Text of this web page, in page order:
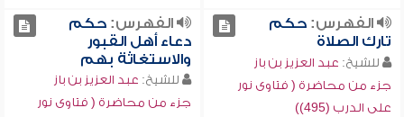
الفهرس:حكم
تارك الصلاة
للشيخ: عبد العزيز بن باز
جزء من محاضرة ( فتاوى نور
على الدرب (495))
الفهرس:حكم
دعاء أهل القبور
والاستغاثة بهم
للشيخ: عبد العزيز بن باز
جزء من محاضرة ( فتاوى نور